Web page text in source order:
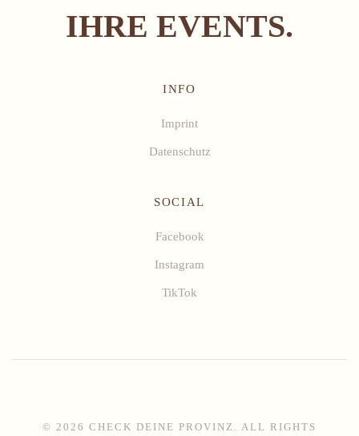
IHRE EVENTS.
INFO
Imprint
Datenschutz
SOCIAL
Facebook
Instagram
TikTok
© 2026 CHECK DEINE PROVINZ. ALL RIGHTS